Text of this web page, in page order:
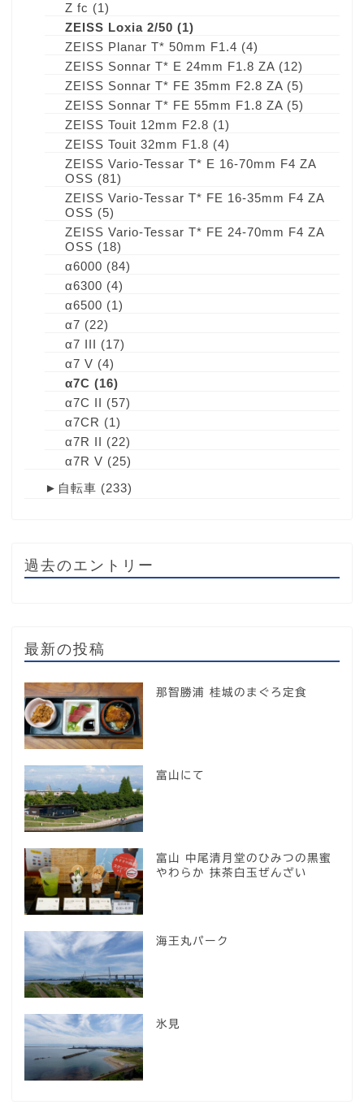
Z fc (1)
ZEISS Loxia 2/50 (1)
ZEISS Planar T* 50mm F1.4 (4)
ZEISS Sonnar T* E 24mm F1.8 ZA (12)
ZEISS Sonnar T* FE 35mm F2.8 ZA (5)
ZEISS Sonnar T* FE 55mm F1.8 ZA (5)
ZEISS Touit 12mm F2.8 (1)
ZEISS Touit 32mm F1.8 (4)
ZEISS Vario-Tessar T* E 16-70mm F4 ZA
OSS (81)
ZEISS Vario-Tessar T* FE 16-35mm F4 ZA
OSS (5)
ZEISS Vario-Tessar T* FE 24-70mm F4 ZA
OSS (18)
α6000 (84)
α6300 (4)
α6500 (1)
α7 (22)
α7 III (17)
α7 V (4)
α7C (16)
α7C II (57)
α7CR (1)
α7R II (22)
α7R V (25)
► 自転車 (233)
過去のエントリー
最新の投稿
那智勝浦 桂城のまぐろ定食
富山にて
富山 中尾清月堂のひみつの黒蜜
やわらか 抹茶白玉ぜんざい
海王丸パーク
氷見